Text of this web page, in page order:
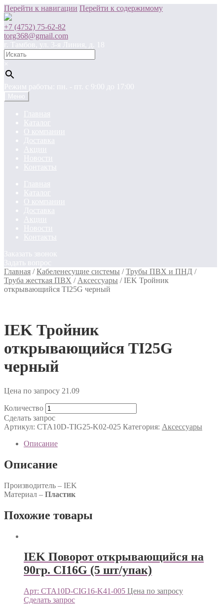
Перейти к навигации Перейти к содержимому
+7 (4752) 75-62-82
torg368@gmail.com
г. Тамбов, ул. 3-я Линия, д. 18
×
Режим работы: пн. - пт. c 9:00 до 17:00
Меню
Главная
Каталог
О компании
Доставка
Акции
Новости
Контакты
Главная
Каталог
О компании
Доставка
Акции
Новости
Контакты
Заказать звонок
Задать вопрос
Главная /Кабеленесущие системы /Трубы ПВХ и ПНД /
Труба жесткая ПВХ / Аксессуары /IEK Тройник
открывающийся TI25G черный
IEK Тройник
открывающийся TI25G
черный
Цена по запросу 21.09
Количество
Сделать запрос
Артикул: CTA10D-TIG25-K02-025 Категория: Аксессуары
Описание
Описание
Производитель – IEK
Материал – Пластик
Похожие товары
IEK Поворот открывающийся на
90гр. CI16G (5 шт/упак)
Арт: CTA10D-CIG16-K41-005 Цена по запросу
Сделать запрос